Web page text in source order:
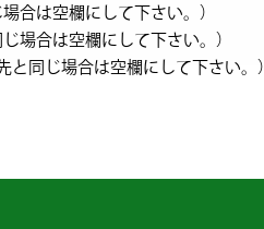
合は空欄にして下さい。）
場合は空欄にして下さい。）
同じ場合は空欄にして下さい。）